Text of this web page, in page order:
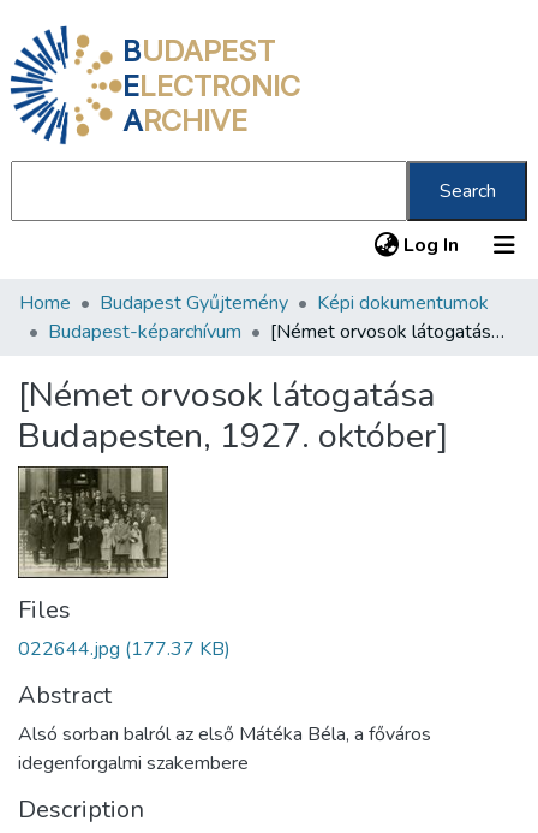
BUDAPEST
ELECTRONIC
ARCHIVE
Search
Log In (current)
Communities & Collections
Statistics
About us
Home Budapest Gyűjtemény
Képi dokumentumok
Budapest-képarchívum
[Német orvosok látogatása Budapesten, 1927. október]
[Német orvosok látogatása
Budapesten, 1927. október]
Files
022644.jpg (177.37 KB)
Abstract
Alsó sorban balról az első Mátéka Béla, a főváros
idegenforgalmi szakembere
Description